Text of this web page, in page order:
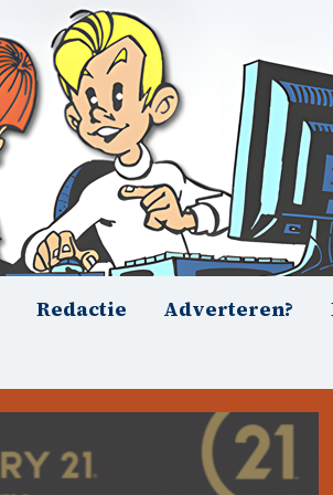
Redactie Adverteren?